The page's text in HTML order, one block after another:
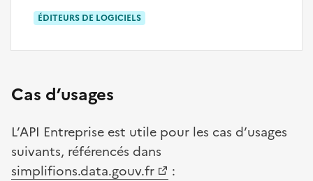
ÉDITEURS DE LOGICIELS
Cas d’usages
L’API Entreprise est utile pour les cas d’usages
suivants, référencés dans
simplifions.data.gouv.fr(nouvelle fenêtre)
: